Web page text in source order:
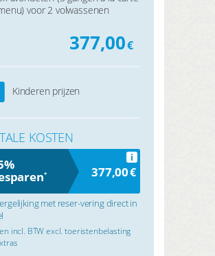
voor 2 volwassenen
377,00€
Kinderen prijzen
KOSTEN
*
i
377,00€
met reser-vering direct in
incl. BTW excl. toeristenbelasting